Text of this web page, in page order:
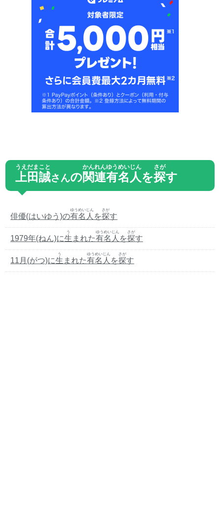
上田誠
うえだまこと
さんの関連
かんれん
有名人
ゆうめいじん
を探
さが
す
俳優(はいゆう)の有名人
ゆうめいじん
を探
さが
す
1979年(ねん)に生
う
まれた有名人
ゆうめいじん
を探
さが
す
11月(がつ)に生
う
まれた有名人
ゆうめいじん
を探
さが
す